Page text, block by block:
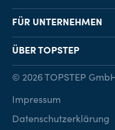
Job-Finder
Karriereberatung
FÜR UNTERNEHMEN
Personalvermittlung
Personalsuche
ÜBER TOPSTEP
Kontakt
© 2026 TOPSTEP GmbH
Impressum
Datenschutzerklärung